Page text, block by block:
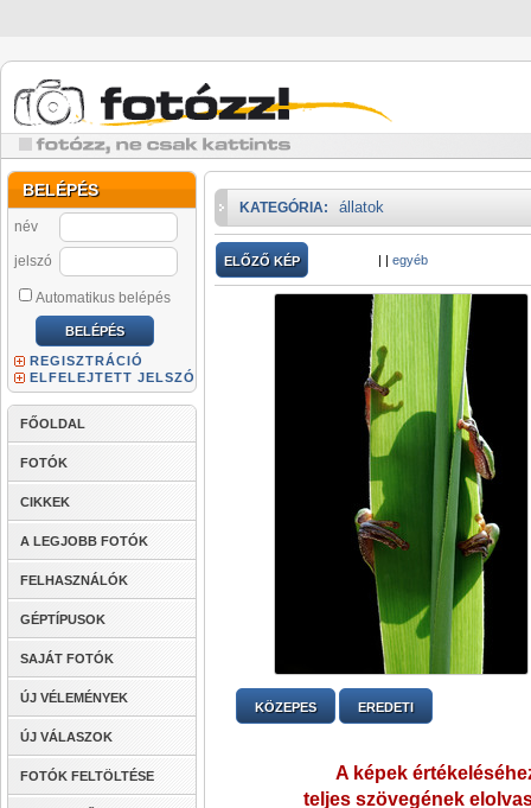
BELÉPÉS
név
jelszó
Automatikus belépés
REGISZTRÁCIÓ
ELFELEJTETT JELSZÓ
FŐOLDAL
FOTÓK
CIKKEK
A LEGJOBB FOTÓK
FELHASZNÁLÓK
GÉPTÍPUSOK
SAJÁT FOTÓK
ÚJ VÉLEMÉNYEK
ÚJ VÁLASZOK
FOTÓK FELTÖLTÉSE
KATEGÓRIA: állatok
ELŐZŐ KÉP | | egyéb
KÖZEPES EREDETI
A képek
teljes szövegének